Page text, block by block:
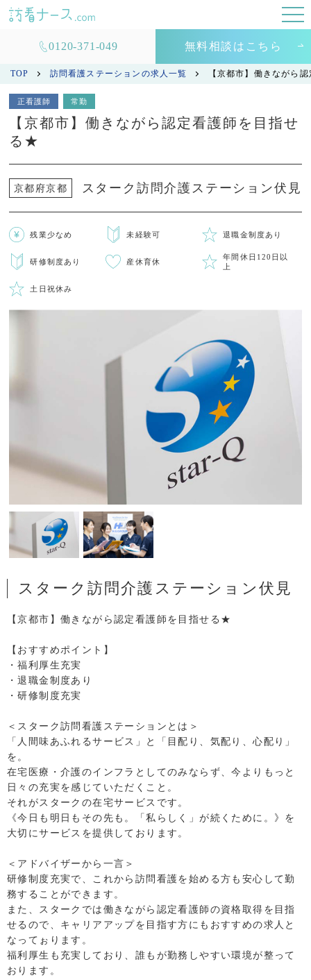
0120-371-049 無料相談はこちら
TOP 訪問看護ステーションの求人一覧 【京都市】働きながら
正看護師 常勤
【京都市】働きながら認定看護師を目指せ
る★
京都府京都 スターク訪問介護ステーション伏見
残業少なめ 未経験可 退職金制度あり
研修制度あり 産休育休
年間休日120日以
上
土日祝休み
スターク訪問介護ステーション伏見
【京都市】働きながら認定看護師を目指せる★
【おすすめポイント】
・福利厚生充実
・退職金制度あり
・研修制度充実
＜スターク訪問看護ステーションとは＞
「人間味あふれるサービス」と「目配り、気配り、心配り」
を。
在宅医療・介護のインフラとしてのみならず、今よりもっと
日々の充実を感じていただくこと。
それがスタークの在宅サービスです。
《今日も明日もその先も。「私らしく」が続くために。》を
大切にサービスを提供しております。
＜アドバイザーから一言＞
研修制度充実で、これから訪問看護を始める方も安心して勤
務することができます。
また、スタークでは働きながら認定看護師の資格取得を目指
せるので、キャリアアップを目指す方にもおすすめの求人と
なってぉります。
福利厚生も充実しており、誰もが勤務しやすい環境が整って
おります。